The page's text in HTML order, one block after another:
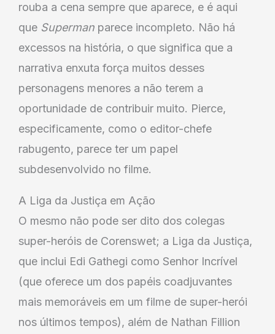
rouba a cena sempre que aparece, e é aqui
que Superman parece incompleto. Não há
excessos na história, o que significa que a
narrativa enxuta força muitos desses
personagens menores a não terem a
oportunidade de contribuir muito. Pierce,
especificamente, como o editor-chefe
rabugento, parece ter um papel
subdesenvolvido no filme.
A Liga da Justiça em Ação
O mesmo não pode ser dito dos colegas
super-heróis de Corenswet; a Liga da Justiça,
que inclui Edi Gathegi como Senhor Incrível
(que oferece um dos papéis coadjuvantes
mais memoráveis em um filme de super-herói
nos últimos tempos), além de Nathan Fillion